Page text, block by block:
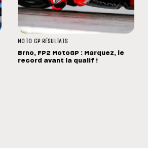
MOTO GP RÉSULTATS
Brno, FP2 MotoGP : Marquez, le
record avant la qualif !